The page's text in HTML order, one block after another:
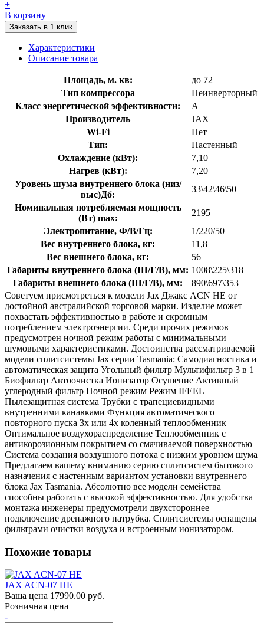
+
В корзину
Заказать в 1 клик
Характеристики
Описание товара
Площадь, м. кв:
до 72
Тип компрессора
Неинверторный
Класс энергетической эффективности:
A
Производитель
JAX
Wi-Fi
Нет
Тип:
Настенный
Охлаждение (кВт):
7,10
Нагрев (кВт):
7,20
Уровень шума внутреннего блока (низ/
выс)Дб:
33\42\46\50
Номинальная потребляемая мощность
(Вт) max:
2195
Электропитание, Ф/В/Гц:
1/220/50
Вес внутреннего блока, кг:
11,8
Вес внешнего блока, кг:
56
Габариты внутреннего блока (Ш/Г/В), мм: 1008\225\318
Габариты внешнего блока (Ш/Г/В), мм:
890\697\353
Советуем присмотреться к модели Jax Джакс ACN HE от
достойной австралийской торговой марки. Изделие может
похвастать эффективностью в работе и скромным
потреблением электроэнергии. Среди прочих режимов
предусмотрен ночной режим работы с минимальными
шумовыми характеристиками. Достоинства рассматриваемой
модели сплитсистемы Jax серии Tasmania: Самодиагностика и
автоматическая защита Угольный фильтр Мультифильтр 3 в 1
Биофильтр Автоочистка Ионизатор Осушение Активный
углеродный фильтр Ночной режим Режим IFEEL
Пылезащитная система Трубки с трапециевидными
внутренними канавками Функция автоматического
повторного пуска 3х или 4х коленный теплообменник
Оптимальное воздухораспределение Теплообменник с
антикорозионным покрытием со смачиваемой поверхностью
Система создания воздушного потока с низким уровнем шума
Предлагаем вашему вниманию серию сплитсистем бытового
назначения с настенным вариантом установки внутреннего
блока Jax Tasmania. Абсолютно все модели семейства
способны работать с высокой эффективностью. Для удобства
монтажа инженеры предусмотрели двухстороннее
подключение дренажного патрубка. Сплитсистемы оснащены
фильтрами очистки воздуха и встроенным ионизатором.
Похожие товары
JAX ACN-07 HE
Ваша цена 17990.00 руб.
Розничная цена
-